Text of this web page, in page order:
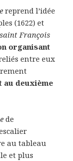
reprend l’idée
(1622) et
François
organisant
entre eux
au deuxième
de
au tableau
et plus